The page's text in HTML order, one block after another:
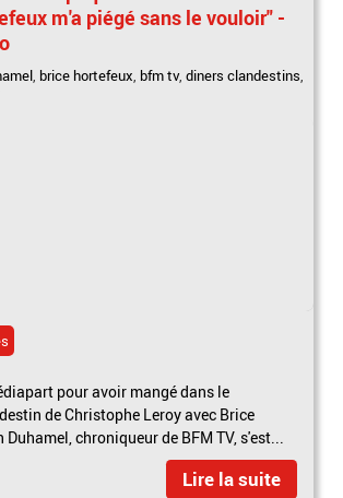
m'a piégé sans le vouloir" -
, brice hortefeux, bfm tv,diners clandestins,
pour avoir mangé dans le
de Christophe Leroy avec Brice
chroniqueur de BFM TV, s'est...
Lire la suite